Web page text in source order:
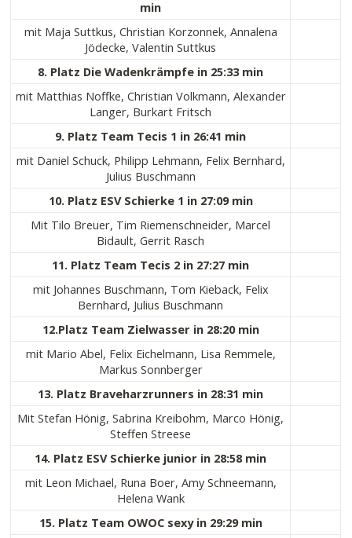
min
mit Maja Suttkus, Christian Korzonnek, Annalena
Jödecke, Valentin Suttkus
8. Platz Die Wadenkrämpfe in 25:33 min
mit Matthias Noffke, Christian Volkmann, Alexander
Langer, Burkart Fritsch
9. Platz Team Tecis 1 in 26:41 min
mit Daniel Schuck, Philipp Lehmann, Felix Bernhard,
Julius Buschmann
10. Platz ESV Schierke 1 in 27:09 min
Mit Tilo Breuer, Tim Riemenschneider, Marcel
Bidault, Gerrit Rasch
11. Platz Team Tecis 2 in 27:27 min
mit Johannes Buschmann, Tom Kieback, Felix
Bernhard, Julius Buschmann
12.Platz Team Zielwasser in 28:20 min
mit Mario Abel, Felix Eichelmann, Lisa Remmele,
Markus Sonnberger
13. Platz Braveharzrunners in 28:31 min
Mit Stefan Hönig, Sabrina Kreibohm, Marco Hönig,
Steffen Streese
14. Platz ESV Schierke junior in 28:58 min
mit Leon Michael, Runa Boer, Amy Schneemann,
Helena Wank
15. Platz Team OWOC sexy in 29:29 min